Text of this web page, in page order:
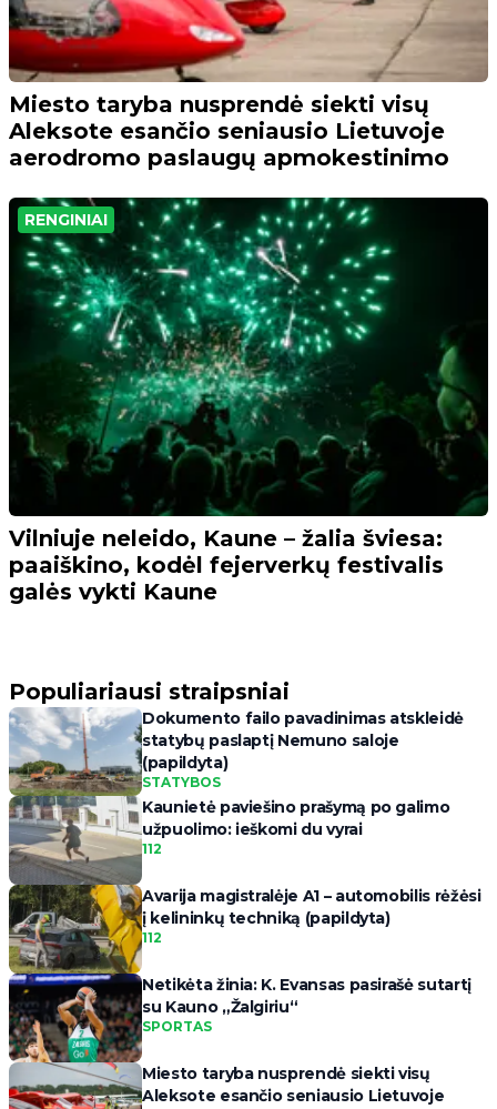
Miesto taryba nusprendė siekti visų
Aleksote esančio seniausio Lietuvoje
aerodromo paslaugų apmokestinimo
RENGINIAI
Vilniuje neleido, Kaune – žalia šviesa:
paaiškino, kodėl fejerverkų festivalis
galės vykti Kaune
Populiariausi straipsniai
Dokumento failo pavadinimas atskleidė
statybų paslaptį Nemuno saloje
(papildyta)
STATYBOS
Kaunietė paviešino prašymą po galimo
užpuolimo: ieškomi du vyrai
112
Avarija magistralėje A1 – automobilis rėžėsi
į kelininkų techniką (papildyta)
112
Netikėta žinia: K. Evansas pasirašė sutartį
su Kauno „Žalgiriu“
SPORTAS
Miesto taryba nusprendė siekti visų
Aleksote esančio seniausio Lietuvoje